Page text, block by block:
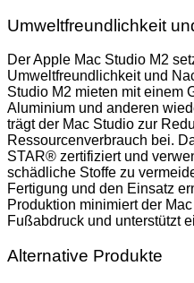
Umweltfreundlichkeit
Der Apple Mac Studio M2
Umweltfreundlichkeit und
Studio M2 mieten mit einem
Aluminium und anderen
trägt der Mac Studio zur
Ressourcenverbrauch bei.
STAR® zertifiziert und
schädliche Stoffe zu
Fertigung und den Einsatz
Produktion minimiert der
Fußabdruck und unterstützt
Alternative Produkte